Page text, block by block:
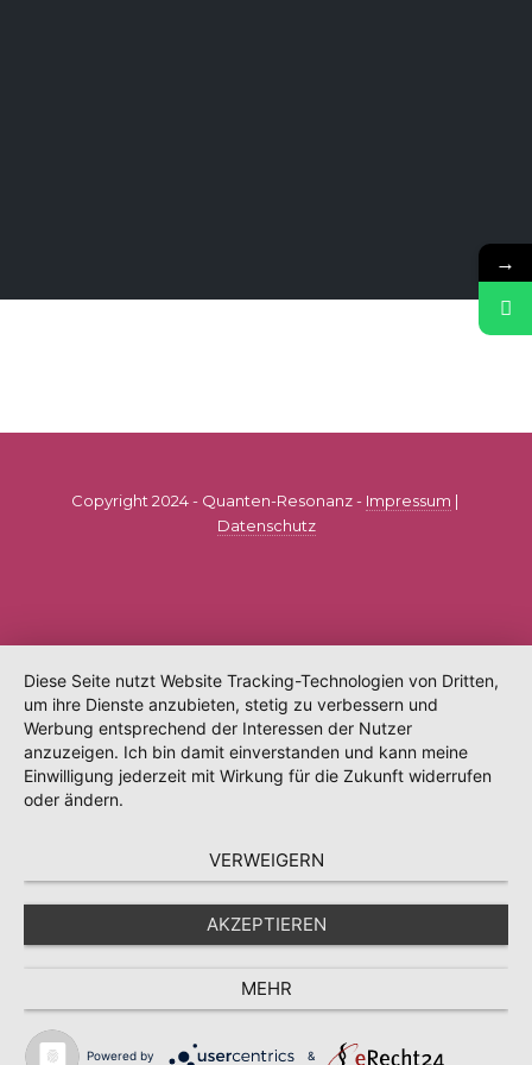
Copyright 2024 - Quanten-Resonanz - Impressum |
Datenschutz
→
Diese Seite nutzt Website Tracking-Technologien von Dritten,
um ihre Dienste anzubieten, stetig zu verbessern und
Werbung entsprechend der Interessen der Nutzer
anzuzeigen. Ich bin damit einverstanden und kann meine
Einwilligung jederzeit mit Wirkung für die Zukunft widerrufen
oder ändern.
VERWEIGERN
AKZEPTIEREN
MEHR
Powered by &